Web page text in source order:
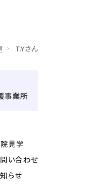
T.Yさん
事業所
見学
い合わせ
らせ